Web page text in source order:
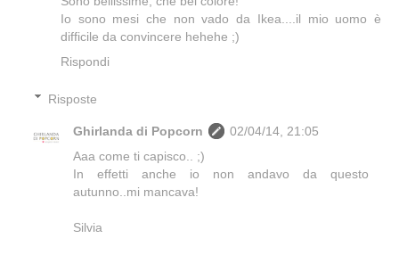
Io sono mesi che non vado da Ikea....il mio uomo è
difficile da convincere hehehe ;)
Rispondi
Risposte
Ghirlanda di Popcorn
02/04/14, 21:05
Aaa come ti capisco.. ;)
In effetti anche io non andavo da questo
autunno..mi mancava!
Silvia